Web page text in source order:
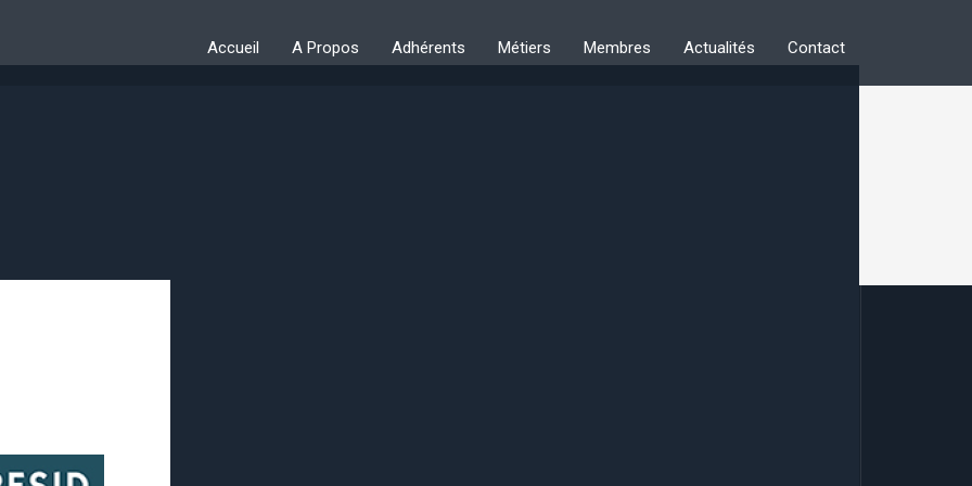
Accueil A Propos Adhérents Métiers Membres Actualités Contact